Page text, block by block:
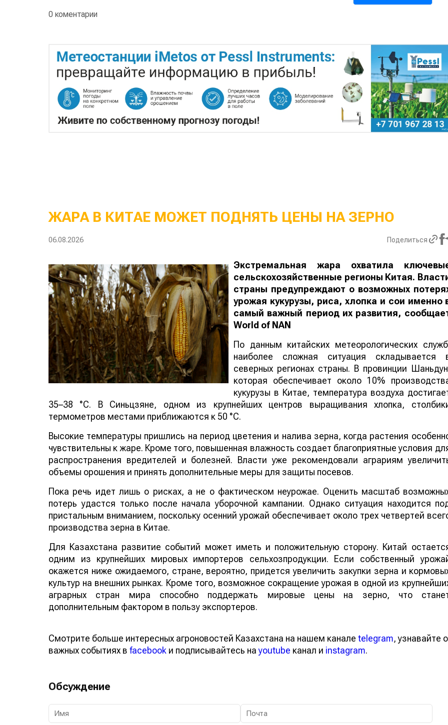
0 коментарии
ЖАРА В КИТАЕ МОЖЕТ ПОДНЯТЬ ЦЕНЫ НА ЗЕРНО
06.08.2026 Поделиться
Экстремальная жара охватила
сельскохозяйственные регионы Китая.
страны предупреждают о возможных
урожая кукурузы, риса, хлопка и сои именно
самый важный период их развития,
World of NAN
По данным китайских метеорологических
наиболее сложная ситуация складывается
северных регионах страны. В провинции
которая обеспечивает около 10%
кукурузы в Китае, температура воздуха
35–38 °C. В Синьцзяне, одном из крупнейших центров выращивания хлопка,
термометров местами приближаются к 50 °C.
Высокие температуры пришлись на период цветения и налива зерна, когда растения
чувствительны к жаре. Кроме того, повышенная влажность создает благоприятные условия
распространения вредителей и болезней. Власти уже рекомендовали аграриям
объемы орошения и принять дополнительные меры для защиты посевов.
Пока речь идет лишь о рисках, а не о фактическом неурожае. Оценить масштаб
потерь удастся только после начала уборочной кампании. Однако ситуация находится
пристальным вниманием, поскольку осенний урожай обеспечивает около трех четвертей
производства зерна в Китае.
Для Казахстана развитие событий может иметь и положительную сторону. Китай
одним из крупнейших мировых импортеров сельхозпродукции. Если собственный
окажется ниже ожидаемого, стране, вероятно, придется увеличить закупки зерна и
культур на внешних рынках. Кроме того, возможное сокращение урожая в одной из
аграрных стран мира способно поддержать мировые цены на зерно, что
дополнительным фактором в пользу экспортеров.
Смотрите больше интересных агроновостей Казахстана на нашем канале telegram, узнавайте о
важных событиях в facebook и подписывайтесь наyoutube канал и instagram.
Обсуждение